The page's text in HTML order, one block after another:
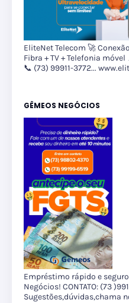
EliteNet Telecom 🚀
Fibra + TV + Telefonia
📞 (73) 99911-3772...
GÊMEOS NEGÓCIOS
Empréstimo rápido e
Negócios! CONTATO: (73
Sugestões,dúvidas,chama